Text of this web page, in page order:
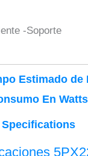
-Soporte
Estimado de
En Watts
Specifications